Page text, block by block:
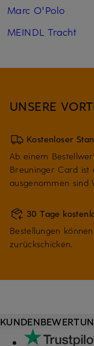
Marc O'Polo
MEINDL Tracht
UNSERE
Kostenloser
Ab einem
Breuninger Card ist
ausgenommen sind
30 Tage
Bestellungen
zurückschicken.